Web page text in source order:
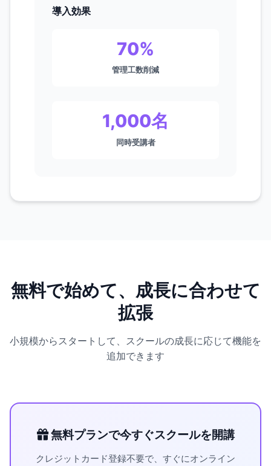
導入効果
70%
管理工数削減
1,000名
同時受講者
無料で始めて、成長に合わせて
拡張
小規模からスタートして、スクールの成長に応じて機能を
追加できます
無料プランで今すぐスクールを開講
クレジットカード登録不要で、すぐにオンライン